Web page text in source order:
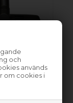
och
används
om cookies i
- 32
SEK